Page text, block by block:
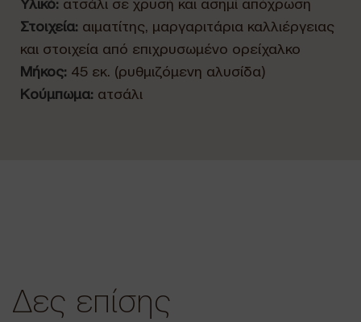
Στοιχεία: αιματίτης, μαργαριτάρια καλλιέργειας
και στοιχεία από επιχρυσωμένο ορείχαλκο
Μήκος: 45 εκ. (ρυθμιζόμενη αλυσίδα)
Κούμπωμα: ατσάλι
Δες επίσης